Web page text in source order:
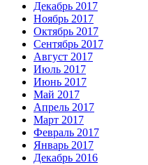
Декабрь 2017
Ноябрь 2017
Октябрь 2017
Сентябрь 2017
Август 2017
Июль 2017
Июнь 2017
Май 2017
Апрель 2017
Март 2017
Февраль 2017
Январь 2017
Декабрь 2016